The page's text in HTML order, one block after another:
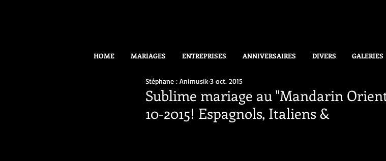
HOME MARIAGES ENTREPRISES ANNIVERSAIRES DIVERS GALERIES
Sublime mariage au "Mandarin
10-2015! Espagnols, Italiens &
Stéphane : Animusik3 oct. 2015